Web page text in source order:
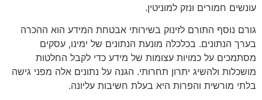
עונשים חמורים ונזק למוניטין.
גורם נוסף התורם לזינוק בשירותי אבטחת המידע הוא ההכרה
בערך הנתונים. בכלכלה מונעת הנתונים של ימינו, עסקים
מסתמכים על כמויות עצומות של מידע כדי לקבל החלטות
מושכלות ולהשיג יתרון תחרותי. הגנה על נתונים אלה מפני גישה
בלתי מורשית והפרות היא בעלת חשיבות עליונה.